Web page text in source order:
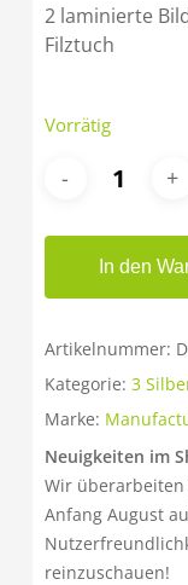
2 laminierte
Filztuch
Vorrätig
In den
Artikelnummer:
Kategorie: 3
Marke:
Neuigkeiten im
Wir überarbeiten
Anfang August
reinzuschauen!